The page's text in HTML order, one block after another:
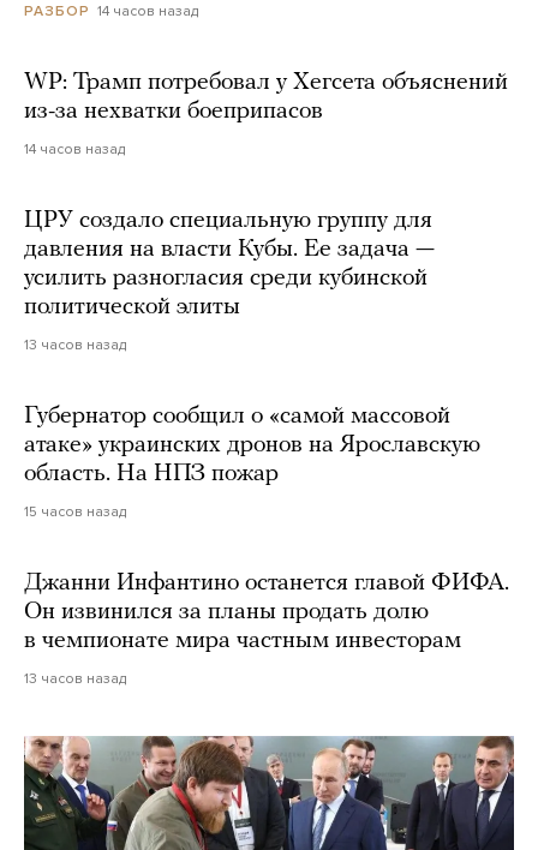
РАЗБОР 14 часов назад
WP: Трамп потребовал у Хегсета объяснений
из-за нехватки боеприпасов
14 часов назад
ЦРУ создало специальную группу для
давления на власти Кубы. Ее задача —
усилить разногласия среди кубинской
политической элиты
13 часов назад
Губернатор сообщил о «самой массовой
атаке» украинских дронов на Ярославскую
область. На НПЗ пожар
15 часов назад
Джанни Инфантино останется главой ФИФА.
Он извинился за планы продать долю
в чемпионате мира частным инвесторам
13 часов назад